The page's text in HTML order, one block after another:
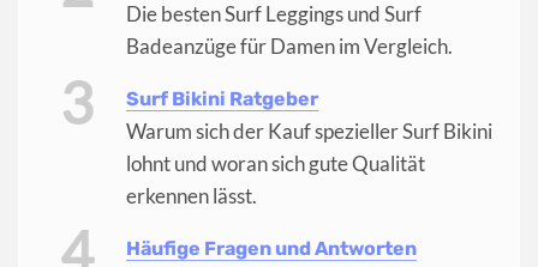
Die besten Surf Leggings und Surf
Badeanzüge für Damen im Vergleich.
Surf Bikini Ratgeber
Warum sich der Kauf spezieller Surf Bikini
lohnt und woran sich gute Qualität
erkennen lässt.
Häufige Fragen und Antworten